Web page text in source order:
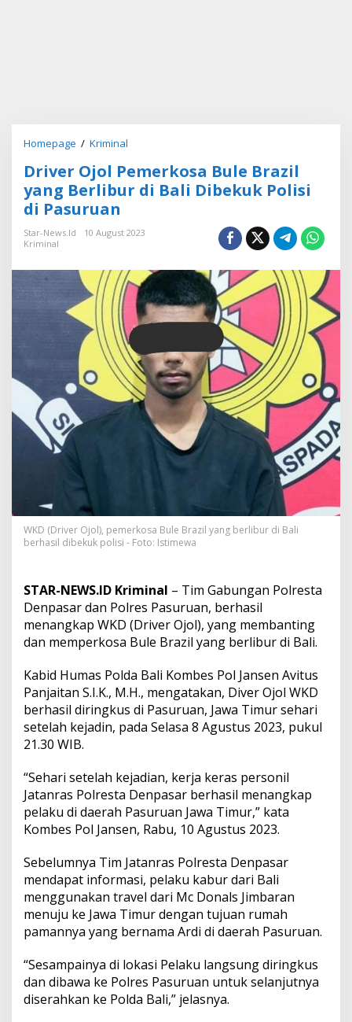
Homepage / Kriminal
i
v
e
O
l
P
m
e
r
k
o
s
a
i
l
n
g
B
e
r
i
b
u
r
d
l
i
D
b
k
u
k
P
o
l
s
i
d
i
Driver Ojol Pemerkosa Bule Brazil
yang Berlibur di Bali Dibekuk Polisi
di Pasuruan
Star-News.id
10 August 2023
Kriminal
WKD (Driver Ojol), pemerkosa Bule Brazil yang berlibur di Bali
berhasil dibekuk polisi - Foto: Istimewa
STAR-NEWS.ID Kriminal – Tim Gabungan Polresta
Denpasar dan Polres Pasuruan, berhasil
menangkap WKD (Driver Ojol), yang membanting
dan memperkosa Bule Brazil yang berlibur di Bali.
Kabid Humas Polda Bali Kombes Pol Jansen Avitus
Panjaitan S.I.K., M.H., mengatakan, Diver Ojol WKD
berhasil diringkus di Pasuruan, Jawa Timur sehari
setelah kejadin, pada Selasa 8 Agustus 2023, pukul
21.30 WIB.
“Sehari setelah kejadian, kerja keras personil
Jatanras Polresta Denpasar berhasil menangkap
pelaku di daerah Pasuruan Jawa Timur,” kata
Kombes Pol Jansen, Rabu, 10 Agustus 2023.
Sebelumnya Tim Jatanras Polresta Denpasar
mendapat informasi, pelaku kabur dari Bali
menggunakan travel dari Mc Donals Jimbaran
menuju ke Jawa Timur dengan tujuan rumah
pamannya yang bernama Ardi di daerah Pasuruan.
“Sesampainya di lokasi Pelaku langsung diringkus
dan dibawa ke Polres Pasuruan untuk selanjutnya
diserahkan ke Polda Bali,” jelasnya.